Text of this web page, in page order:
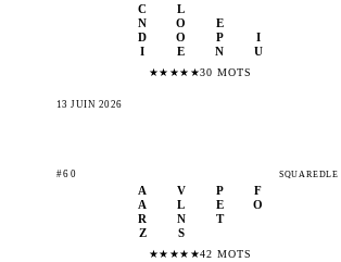
C
L
N
O
E
D
O P
I
I
E N U
★★ ★★ ★30 MOTS
13 JUIN 2026
#60 SQUAREDLE
A V P
F
A
L E
O
R
N
T
Z
S
★★ ★★ ★42 MOTS